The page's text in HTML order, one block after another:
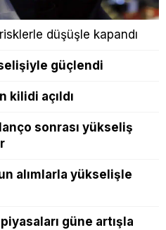
düşüşle kapandı
güçlendi
kilidi açıldı
sonrası yükseliş
alımlarla yükselişle
güne artışla